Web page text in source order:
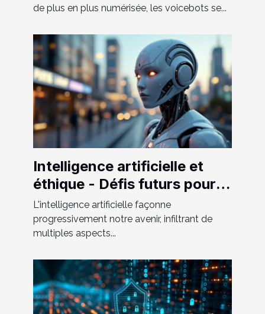
de plus en plus numérisée, les voicebots se...
Intelligence artificielle et
éthique - Défis futurs pour
l'IA dans la société
L'intelligence artificielle façonne
progressivement notre avenir, infiltrant de
multiples aspects...